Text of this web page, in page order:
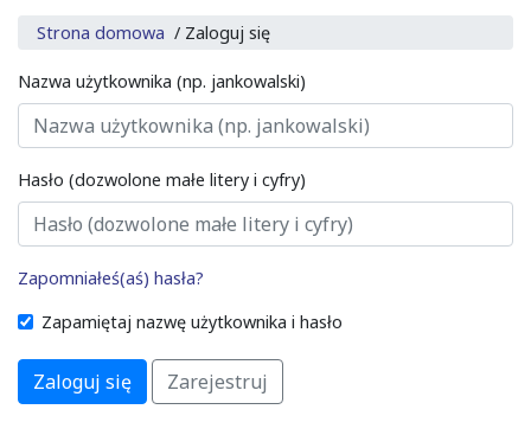
Strona domowa / Zaloguj się
Nazwa użytkownika (np. jankowalski)
Hasło (dozwolone małe litery i cyfry)
Zapomniałeś(aś) hasła?
Zapamiętaj nazwę użytkownika i hasło
Zaloguj się Zarejestruj